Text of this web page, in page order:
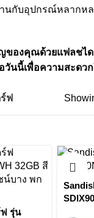
นกับอุปกรณ์หลากหล
ของคุณด้วยแฟลชไ
วันนี้เพื่อความสะดว
ฟ
รุ่น